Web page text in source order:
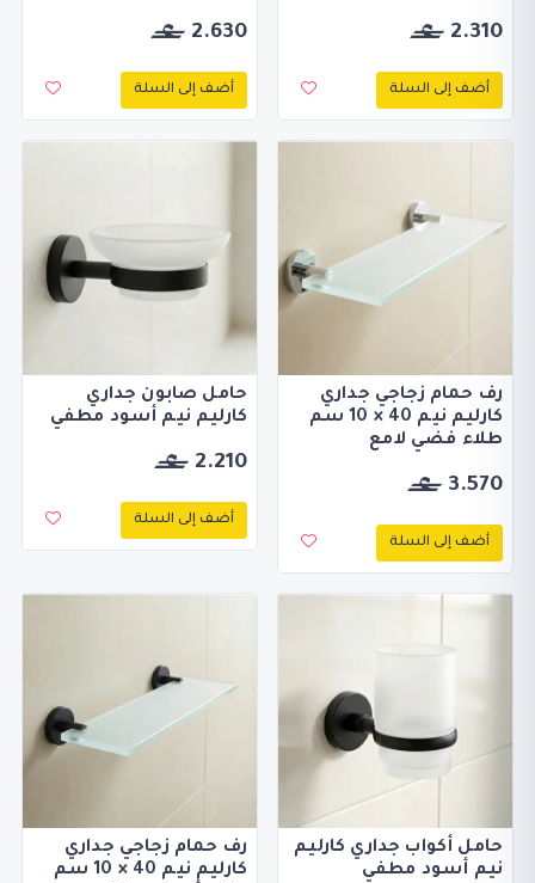
2.310
أضف إلى السلة
2.630
أضف إلى السلة
رف حمام زجاجي جداري
كارليم نيم 40 × 10 سم
طلاء فضي لامع
3.570
أضف إلى السلة
حامل صابون جداري
كارليم نيم أسود مطفي
2.210
أضف إلى السلة
حامل أكواب جداري كارليم
نيم أسود مطفي
رف حمام زجاجي جداري
كارليم نيم 40 × 10 سم